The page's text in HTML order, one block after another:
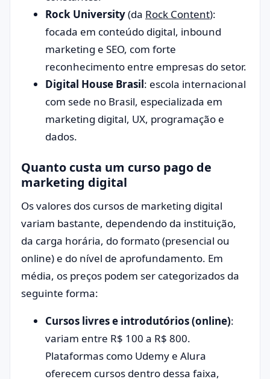
Rock University(da Rock Content):
focada em conteúdo digital, inbound
marketing e SEO, com forte
reconhecimento entre empresas do setor.
Digital House Brasil: escola internacional
com sede no Brasil, especializada em
marketing digital, UX, programação e
dados.
Quanto custa um curso pago de
marketing digital
Os valores dos cursos de marketing digital
variam bastante, dependendo da instituição,
da carga horária, do formato (presencial ou
online) e do nível de aprofundamento. Em
média, os preços podem ser categorizados da
seguinte forma:
Cursos livres e introdutórios (online):
variam entre R$ 100 a R$ 800.
Plataformas como Udemy e Alura
oferecem cursos dentro dessa faixa,